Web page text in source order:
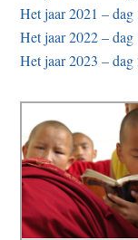
Het jaar 2021 –
Het jaar 2022 –
Het jaar 2023 –